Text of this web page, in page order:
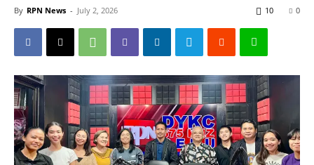
By RPN News - July 2, 2026 0
10